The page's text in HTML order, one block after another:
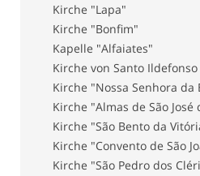
Kirche "Lapa"
Kirche "Bonfim"
Kapelle "Alfaiates"
Kirche von Santo Ildefonso
Kirche "Nossa Senhora da
Kirche "Almas de São José
Kirche "São Bento da
Kirche "Convento de São
Kirche "São Pedro dos